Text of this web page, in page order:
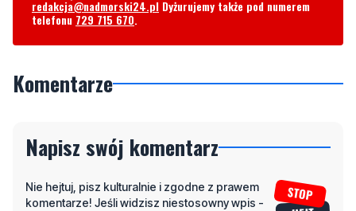
redakcja@nadmorski24.pl Dyżurujemy także pod numerem
telefonu 729 715 670.
Komentarze
Napisz swój komentarz
Nie hejtuj, pisz kulturalnie i zgodne z prawem
komentarze! Jeśli widzisz niestosowny wpis -